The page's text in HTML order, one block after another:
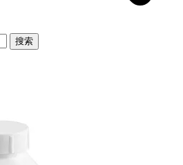
搜索